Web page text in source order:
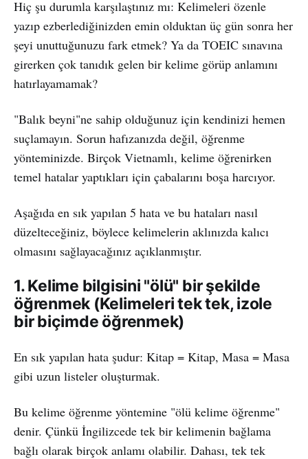
Hiç şu durumla karşılaştınız mı: Kelimeleri özenle
yazıp ezberlediğinizden emin olduktan üç gün sonra her
şeyi unuttuğunuzu fark etmek? Ya da TOEIC sınavına
girerken çok tanıdık gelen bir kelime görüp anlamını
hatırlayamamak?
"Balık beyni"ne sahip olduğunuz için kendinizi hemen
suçlamayın. Sorun hafızanızda değil, öğrenme
yönteminizde. Birçok Vietnamlı, kelime öğrenirken
temel hatalar yaptıkları için çabalarını boşa harcıyor.
Aşağıda en sık yapılan 5 hata ve bu hataları nasıl
düzelteceğiniz, böylece kelimelerin aklınızda kalıcı
olmasını sağlayacağınız açıklanmıştır.
1. Kelime bilgisini "ölü" bir şekilde
öğrenmek (Kelimeleri tek tek, izole
bir biçimde öğrenmek)
En sık yapılan hata şudur: Kitap = Kitap, Masa = Masa
gibi uzun listeler oluşturmak.
Bu kelime öğrenme yöntemine "ölü kelime öğrenme"
denir. Çünkü İngilizcede tek bir kelimenin bağlama
bağlı olarak birçok anlamı olabilir. Dahası, tek tek